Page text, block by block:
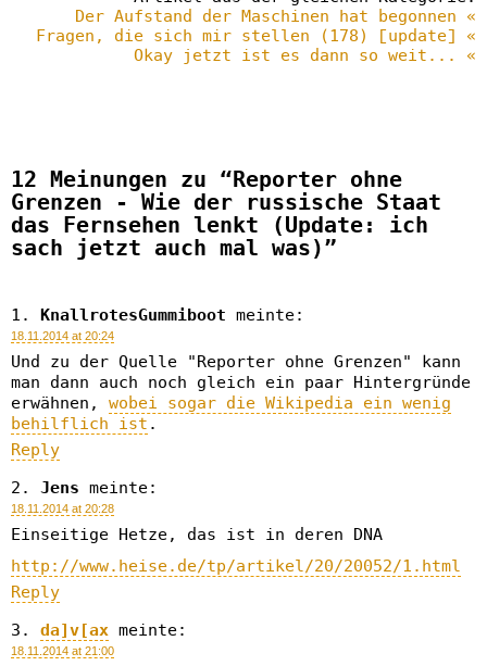
Der Aufstand der Maschinen hat begonnen «
Fragen, die sich mir stellen (178) [update] «
Okay jetzt ist es dann so weit... «
12 Meinungen zu “Reporter ohne
Grenzen - Wie der russische Staat
das Fernsehen lenkt (Update: ich
sach jetzt auch mal was)”
KnallrotesGummiboot meinte:
18.11.2014 at 20:24
Und zu der Quelle "Reporter ohne Grenzen" kann
man dann auch noch gleich ein paar Hintergründe
erwähnen, wobei sogar die Wikipedia ein wenig
behilflich ist .
Reply
Jens meinte:
18.11.2014 at 20:28
Einseitige Hetze, das ist in deren DNA
http://www.heise.de/tp/artikel/20/20052/1.html
Reply
da]v[ax meinte:
18.11.2014 at 21:00